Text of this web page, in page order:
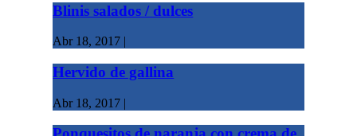
Blinis salados / dulces
Abr 18, 2017 |
Hervido de gallina
Abr 18, 2017 |